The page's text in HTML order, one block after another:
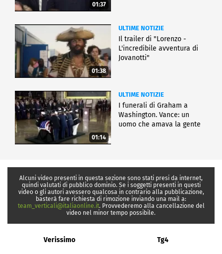
01:37
01:38
ULTIME NOTIZIE
Il trailer di "Lorenzo -
L'incredibile avventura di
Jovanotti"
01:14
ULTIME NOTIZIE
I funerali di Graham a
Washington. Vance: un
uomo che amava la gente
Alcuni video presenti in questa sezione sono stati presi da internet,
quindi valutati di pubblico dominio. Se i soggetti presenti in questi
video o gli autori avessero qualcosa in contrario alla pubblicazione,
basterà fare richiesta di rimozione inviando una mail a:
team_verticali@italiaonline.it. Provvederemo alla cancellazione del
video nel minor tempo possibile.
Verissimo Tg4